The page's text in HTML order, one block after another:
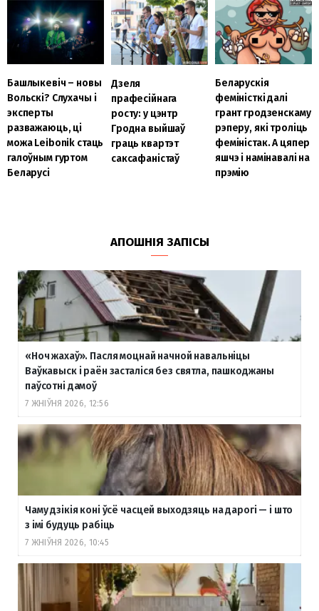
Башлыкевіч – новы
Вольскі? Слухачы і
эксперты
разважаюць, ці
можа Leibonik стаць
галоўным гуртом
Беларусі
Дзеля
прафесійнага
росту: у цэнтр
Гродна выйшаў
граць квартэт
саксафаністаў
Беларускія
феміністкі далі
грант гродзенскаму
рэперу, які троліць
феміністак. А цяпер
яшчэ і намінавалі на
прэмію
АПОШНІЯ ЗАПІСЫ
«Ноч жахаў». Пасля моцнай начной навальніцы
Ваўкавыск і раён засталіся без святла, пашкоджаны
паўсотні дамоў
7 ЖНІЎНЯ 2026, 12:56
Чаму дзікія коні ўсё часцей выходзяць на дарогі — і што
з імі будуць рабіць
7 ЖНІЎНЯ 2026, 10:45